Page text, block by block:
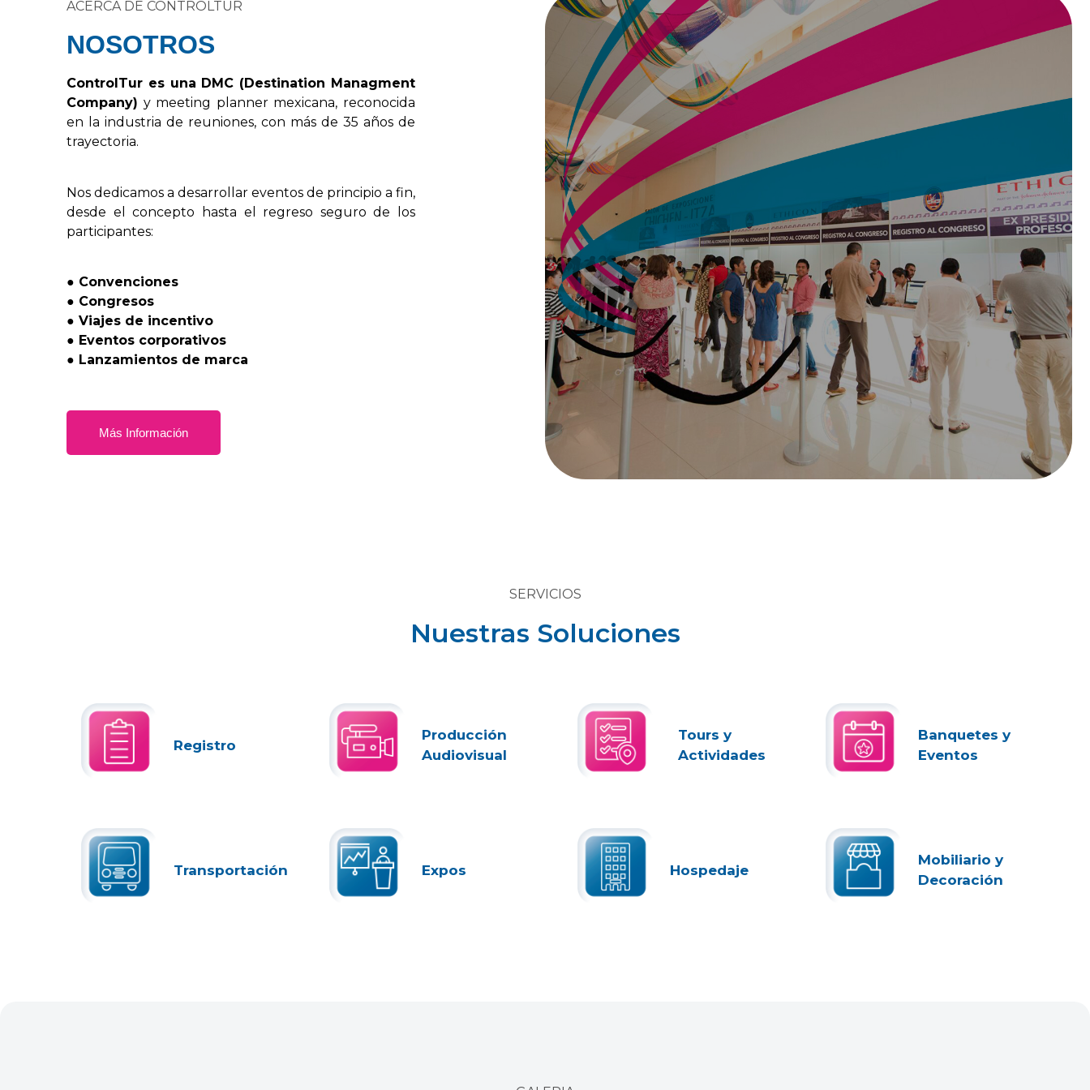
ACERCA DE CONTROLTUR
NOSOTROS
Control Tur es una DMC (Destination Managment
Company) y meeting planner mexicana, reconocida
en
la industria de reuniones, con más de 35 años de
trayectoria.
Nos dedicamos a desarrollar eventos de principio a fin,
desde el concepto hasta el regreso seguro de
los
participantes:
● Convenciones
● Congresos
● Viajes de incentivo
● Eventos corporativos
● Lanzamientos de marca
Más Información
SERVICIOS
Nuestras Soluciones
Registro
Producción
Audiovisual
Tours y
Actividades
Banquetes y
Eventos
Transportación Expos Hospedaje
Mobiliario y
Decoración